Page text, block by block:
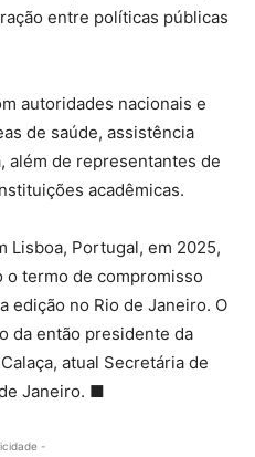
entre políticas públicas
autoridades nacionais e
de saúde, assistência
além de representantes de
acadêmicas.
Lisboa, Portugal, em 2025,
o termo de compromisso
edição no Rio de Janeiro. O
da então presidente da
atual Secretária de
Janeiro. ■
-